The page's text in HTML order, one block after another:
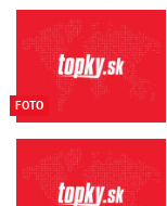
FOTO